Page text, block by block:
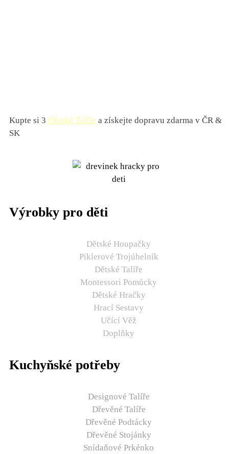
Kupte si 3 Dětské Talíře a získejte dopravu zdarma v ČR &
SK
Výrobky pro děti
Dětské Houpačky
Piklerové Trojúhelník
Dětské Talíře
Montessori Pomůcky
Dětské Hračky
Hrací Sestavy
Učící Věž
Doplňky
Kuchyňské potřeby
Designové Talíře
Dřevěné Talíře
Dřevěné Podtácky
Dřevěné Stojánky
Snídaňové Prkénko